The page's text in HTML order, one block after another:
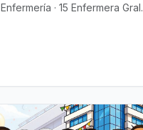
Enfermería · 15 Enfermera Gral.